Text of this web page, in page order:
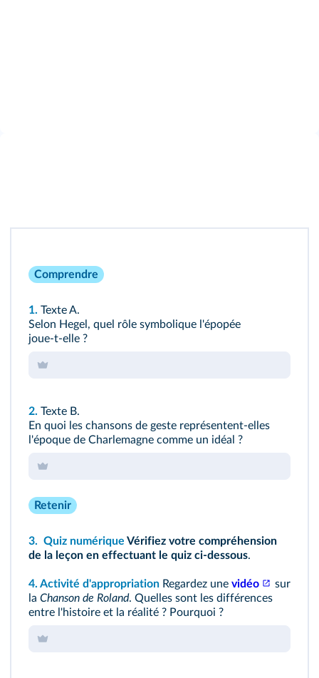
Comprendre
1. Texte A.
Selon Hegel, quel rôle symbolique l'épopée
joue‑t‑elle ?
2. Texte B.
En quoi les chansons de geste représentent‑elles
l'époque de Charlemagne comme un idéal ?
Retenir
3. Quiz numérique Vérifiez votre compréhension
de la leçon en effectuant le quiz ci‑dessous.
4. Activité d'appropriation Regardez une vidéo
sur
la Chanson de Roland. Quelles sont les différences
entre l'histoire et la réalité ? Pourquoi ?